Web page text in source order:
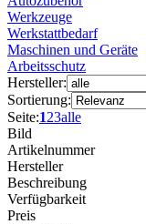
Werkzeuge
Werkstattbedarf
Maschinen und Geräte
Arbeitsschutz
Hersteller:
Sortierung:
Seite:123alle
Bild
Artikelnummer
Hersteller
Beschreibung
Verfügbarkeit
Preis